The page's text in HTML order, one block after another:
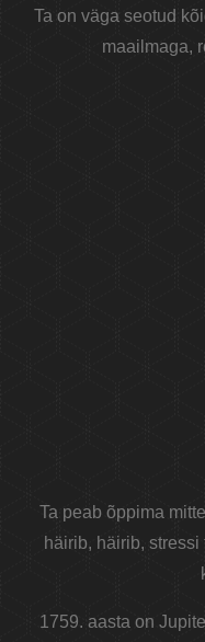
Ta on väga seotud
maailmaga,
Ta peab õppima
häirib, häirib,
1759. aasta on